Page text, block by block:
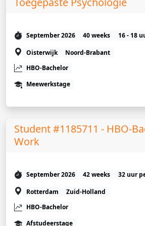
September 2026 40 weeks
16 - 18
Oisterwijk
Noord-Brabant
HBO-Bachelor
Meewerkstage
Student #1185711 - HBO-
Work
September 2026 42 weeks
32 uur
Rotterdam
Zuid-Holland
HBO-Bachelor
Afstudeerstage